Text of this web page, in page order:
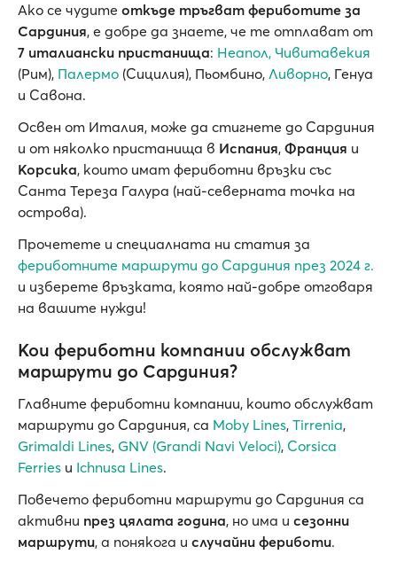
Ако се чудите откъде тръгват фериботите за
Сардиния, е добре да знаете, че те отплават от
7 италиански пристанища: Неапол, Чивитавекия
(Рим), Палермо (Сицилия), Пьомбино, Ливорно, Генуа
и Савона.
Освен от Италия, може да стигнете до Сардиния
и от няколко пристанища в Испания, Франция и
Корсика, които имат фериботни връзки със
Санта Тереза Галура (най-северната точка на
острова).
Прочетете и специалната ни статия за
фериботните маршрути до Сардиния през 2024 г.
и изберете връзката, която най-добре отговаря
на вашите нужди!
Кои фериботни компании обслужват
маршрути до Сардиния?
Главните фериботни компании, които обслужват
маршрути до Сардиния, са Moby Lines, Tirrenia,
Grimaldi Lines, GNV (Grandi Navi Veloci), Corsica
Ferries и Ichnusa Lines.
Повечето фериботни маршрути до Сардиния са
активни през цялата година, но има и сезонни
маршрути, а понякога и случайни фериботи.